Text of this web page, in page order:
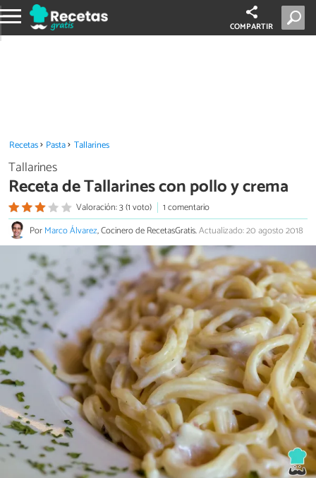
COMPARTIR
Recetas Pasta Tallarines
Tallarines
Receta de Tallarines con pollo y crema
Valoración: 3 (1 voto)
1 comentario
PorMarco Álvarez, Cocinero de RecetasGratis.Actualizado: 20 agosto 2018